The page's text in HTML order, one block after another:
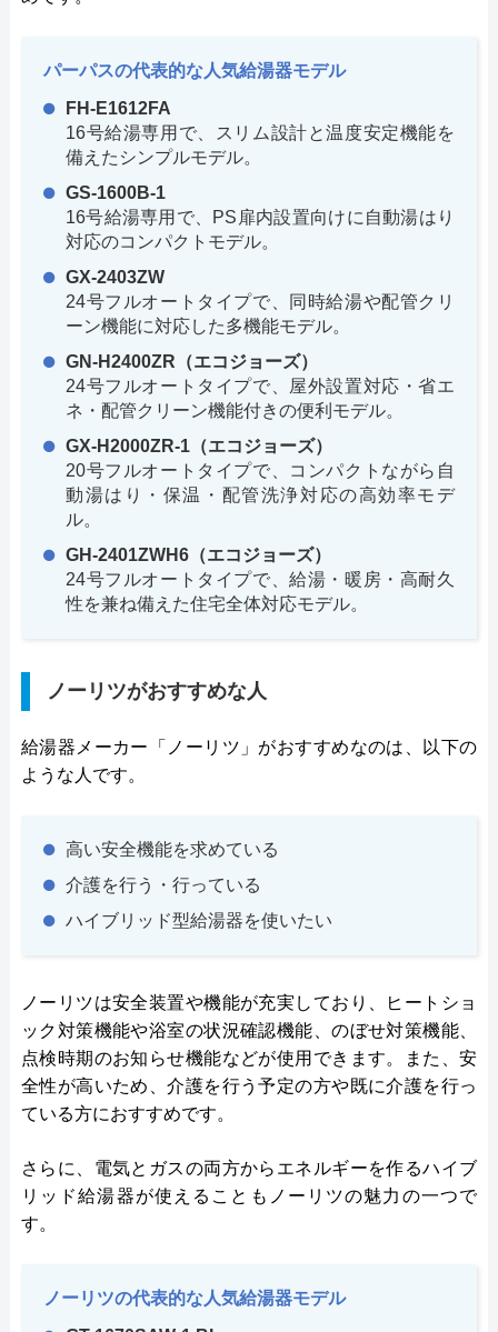
パーパスの代表的な人気給湯器モデル
FH-E1612FA
16号給湯専用で、スリム設計と温度安定機能を
備えたシンプルモデル。
GS-1600B-1
16号給湯専用で、PS扉内設置向けに自動湯はり
対応のコンパクトモデル。
GX-2403ZW
24号フルオートタイプで、同時給湯や配管クリ
ーン機能に対応した多機能モデル。
GN-H2400ZR（エコジョーズ）
24号フルオートタイプで、屋外設置対応・省エ
ネ・配管クリーン機能付きの便利モデル。
GX-H2000ZR-1（エコジョーズ）
20号フルオートタイプで、コンパクトながら自
動湯はり・保温・配管洗浄対応の高効率モデ
ル。
GH-2401ZWH6（エコジョーズ）
24号フルオートタイプで、給湯・暖房・高耐久
性を兼ね備えた住宅全体対応モデル。
ノーリツがおすすめな人
給湯器メーカー「ノーリツ」がおすすめなのは、以下の
ような人です。
高い安全機能を求めている
介護を行う・行っている
ハイブリッド型給湯器を使いたい
ノーリツは安全装置や機能が充実しており、ヒートショ
ック対策機能や浴室の状況確認機能、のぼせ対策機能、
点検時期のお知らせ機能などが使用できます。また、安
全性が高いため、介護を行う予定の方や既に介護を行っ
ている方におすすめです。
さらに、電気とガスの両方からエネルギーを作るハイブ
リッド給湯器が使えることもノーリツの魅力の一つで
す。
ノーリツの代表的な人気給湯器モデル